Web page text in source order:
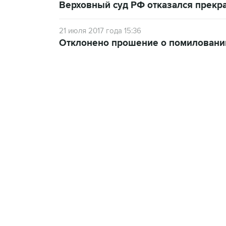
Верховный суд РФ отказался
21 июля 2017 года 15:36
Отклонено прошение о